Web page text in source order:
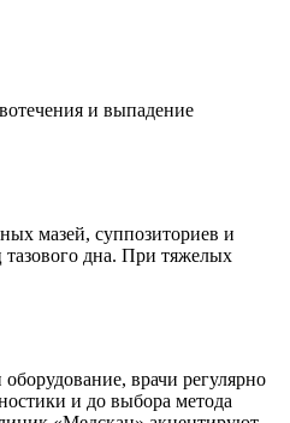
и выпадение
мазей, суппозиториев и
дна. При тяжелых
врачи регулярно
и до выбора метода